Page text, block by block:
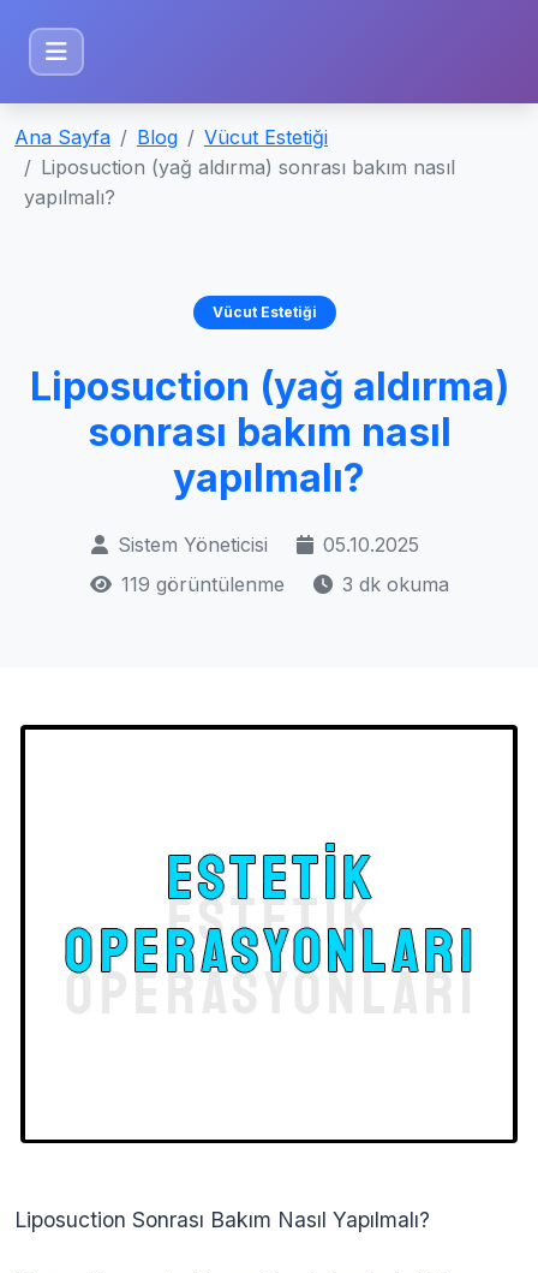
Ana Sayfa Blog
Vücut Estetiği
Liposuction (yağ aldırma) sonrası bakım nasıl
yapılmalı?
Vücut Estetiği
Liposuction (yağ aldırma)
sonrası bakım nasıl
yapılmalı?
Sistem Yöneticisi
05.10.2025
119 görüntülenme
3 dk okuma
Liposuction Sonrası Bakım Nasıl Yapılmalı?